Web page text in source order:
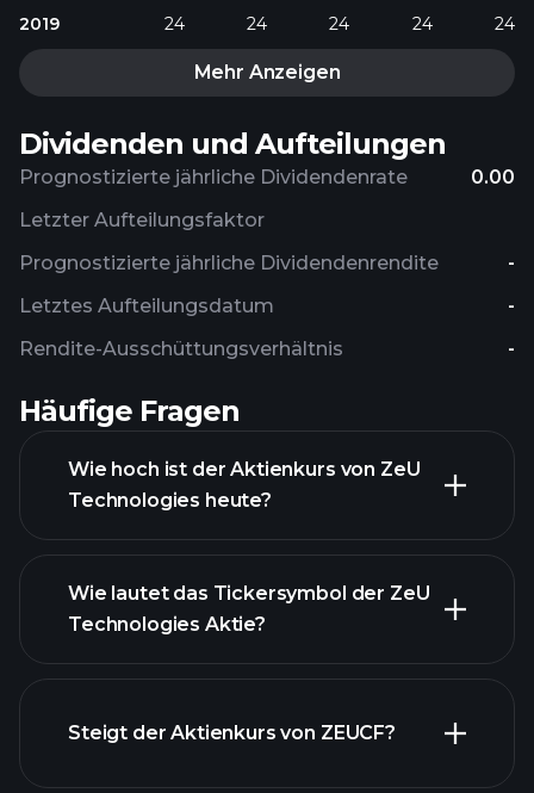
2019
24 24 24 24 24
Mehr Anzeigen
Dividenden und Aufteilungen
Prognostizierte jährliche Dividendenrate 0.00
Prognostizierte jährliche Dividendenrendite -
Rendite-Ausschüttungsverhältnis -
Letzter Aufteilungsfaktor
Letztes Aufteilungsdatum -
Häufige Fragen
Wie hoch ist der Aktienkurs von ZeU
Technologies heute?
Wie lautet das Tickersymbol der ZeU
Technologies Aktie?
Steigt der Aktienkurs von ZEUCF?